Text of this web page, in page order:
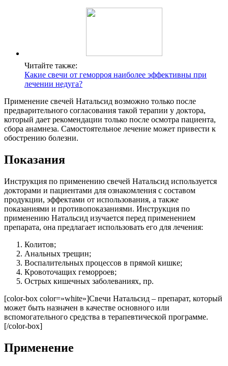
Читайте также:
Какие свечи от геморроя наиболее эффективны при
лечении недуга?
Применение свечей Натальсид возможно только после
предварительного согласования такой терапии у доктора,
который дает рекомендации только после осмотра пациента,
сбора анамнеза. Самостоятельное лечение может привести к
обострению болезни.
Показания
Инструкция по применению свечей Натальсид используется
докторами и пациентами для ознакомления с составом
продукции, эффектами от использования, а также
показаниями и противопоказаниями. Инструкция по
применению Натальсид изучается перед применением
препарата, она предлагает использовать его для лечения:
Колитов;
Анальных трещин;
Воспалительных процессов в прямой кишке;
Кровоточащих геморроев;
Острых кишечных заболеваниях, пр.
[color-box color=»white»]Свечи Натальсид – препарат, который
может быть назначен в качестве основного или
вспомогательного средства в терапевтической программе.
[/color-box]
Применение